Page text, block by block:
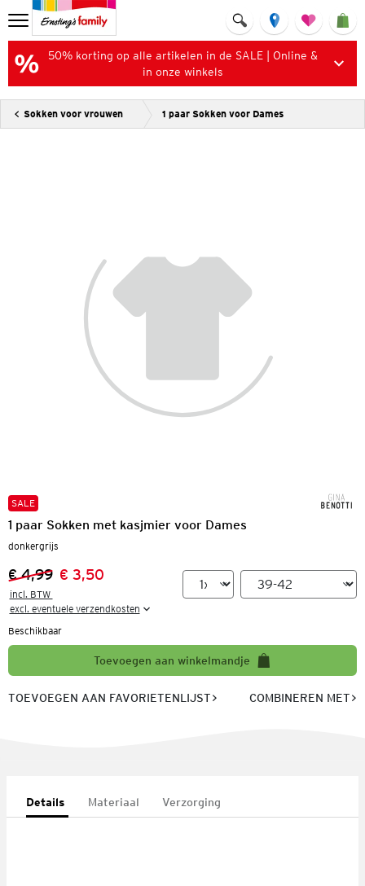
50% korting op alle artikelen in de SALE | Online &
in onze winkels
Sokken voor vrouwen 1 paar Sokken voor Dames
SALE
1 paar Sokken met kasjmier voor Dames
donkergrijs
Vorige prijs:
€ 4,99
Nieuwe prijs:
€ 3,50
incl. BTW
excl. eventuele verzendkosten
Beschikbaar
Toevoegen aan winkelmandje
TOEVOEGEN AAN FAVORIETENLIJST COMBINEREN MET
Details Materiaal Verzorging